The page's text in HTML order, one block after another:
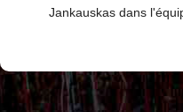
Jankauskas dans